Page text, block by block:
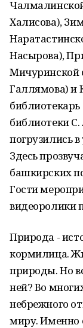
Халисова),
Насырова),
Мичуринской
Галлямова) и
библиотеки
погрузились
Здесь
башкирских
Гости
видеоролики
Природа -
кормилица.
природы. Но
ней? Во
небрежного
миру. Именно